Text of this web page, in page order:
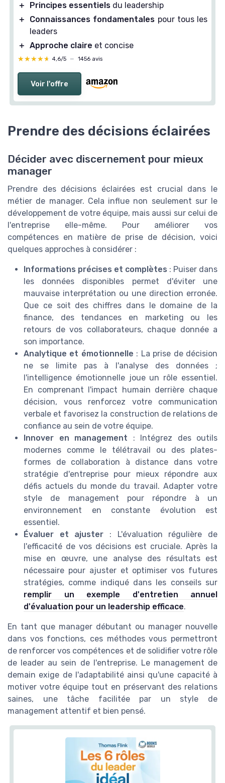
＋ Principes essentiels du leadership
＋
Connaissances fondamentales pour tous les
leaders
＋ Approche claire et concise
★★★★★
★★★★★ 4,6/5 — 1456 avis
Voir l'offre
Prendre des décisions éclairées
Décider avec discernement pour mieux
manager
Prendre des décisions éclairées est crucial dans le
métier de manager. Cela influe non seulement sur le
développement de votre équipe, mais aussi sur celui de
l'entreprise elle-même. Pour améliorer vos
compétences en matière de prise de décision, voici
quelques approches à considérer :
Informations précises et complètes : Puiser dans
les données disponibles permet d'éviter une
mauvaise interprétation ou une direction erronée.
Que ce soit des chiffres dans le domaine de la
finance, des tendances en marketing ou les
retours de vos collaborateurs, chaque donnée a
son importance.
Analytique et émotionnelle : La prise de décision
ne se limite pas à l'analyse des données ;
l'intelligence émotionnelle joue un rôle essentiel.
En comprenant l'impact humain derrière chaque
décision, vous renforcez votre communication
verbale et favorisez la construction de relations de
confiance au sein de votre équipe.
Innover en management : Intégrez des outils
modernes comme le télétravail ou des plates-
formes de collaboration à distance dans votre
stratégie d'entreprise pour mieux répondre aux
défis actuels du monde du travail. Adapter votre
style de management pour répondre à un
environnement en constante évolution est
essentiel.
Évaluer et ajuster : L'évaluation régulière de
l'efficacité de vos décisions est cruciale. Après la
mise en œuvre, une analyse des résultats est
nécessaire pour ajuster et optimiser vos futures
stratégies, comme indiqué dans les conseils sur
remplir un exemple d'entretien annuel
d'évaluation pour un leadership efficace.
En tant que manager débutant ou manager nouvelle
dans vos fonctions, ces méthodes vous permettront
de renforcer vos compétences et de solidifier votre rôle
de leader au sein de l'entreprise. Le management de
demain exige de l'adaptabilité ainsi qu'une capacité à
motiver votre équipe tout en préservant des relations
saines, une tâche facilitée par un style de
management attentif et bien pensé.